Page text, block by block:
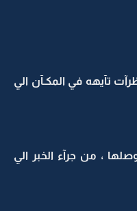
تآيهه في المكـآن الي
، من جرآء الخبر الي